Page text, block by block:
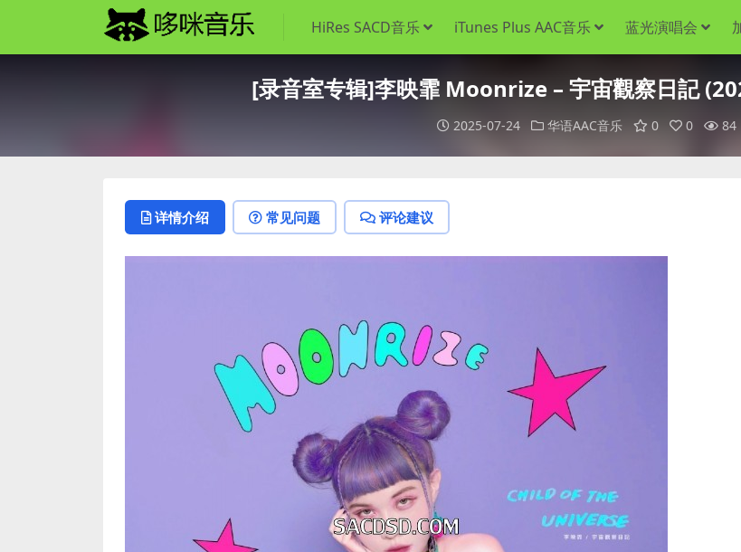
HiRes SACD音乐 iTunes Plus AAC音乐 蓝光演唱会
[录音室专辑]李映霏 Moonrize – 宇宙觀察日記
2025-07-24 华语AAC音乐 0 0 84
详情介绍 常见问题 评论建议